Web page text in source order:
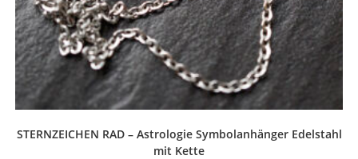
STERNZEICHEN RAD – Astrologie Symbolanhänger Edelstahl
mit Kette